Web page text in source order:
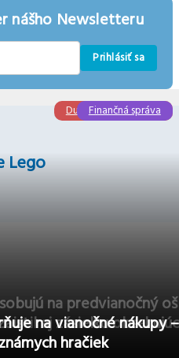
nášho Newsletteru
Prihlásiť sa
Lego
na predvianočný
aj zásielku
Duševné vlastníctvo
na vianočné nákupy
hračiek
Finančná správa